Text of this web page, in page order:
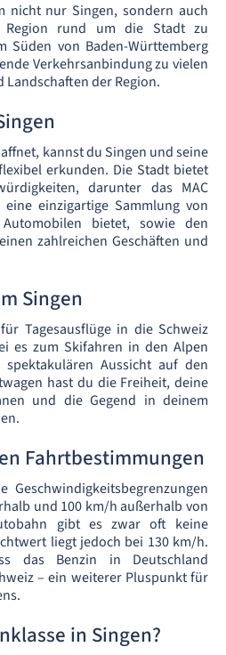
nicht nur Singen, sondern auch
Region rund um die Stadt zu
Süden von Baden-Württemberg
Verkehrsanbindung zu vielen
der Region.
kannst du Singen und seine
erkunden. Die Stadt bietet
darunter das MAC
einzigartige Sammlung von
bietet, sowie den
zahlreichen Geschäften und
Singen
Tagesausflüge in die Schweiz
es zum Skifahren in den Alpen
Aussicht auf den
hast du die Freiheit, deine
und die Gegend in deinem
Fahrtbestimmungen
Geschwindigkeitsbegrenzungen
und 100 km/h außerhalb von
gibt es zwar oft keine
liegt jedoch bei 130 km/h.
das Benzin in Deutschland
– ein weiterer Pluspunkt für
in Singen?